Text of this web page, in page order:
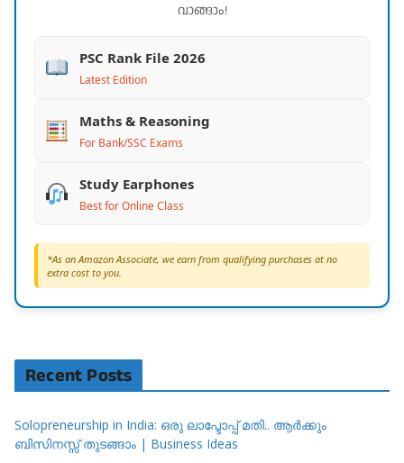
വാങ്ങാം!
PSC Rank File 2026
Latest Edition
Maths & Reasoning
For Bank/SSC Exams
Study Earphones
Best for Online Class
*As an Amazon Associate, we earn from qualifying purchases at no
extra cost to you.
Recent Posts
Solopreneurship in India: ഒരു ലാപ്ടോപ്പ് മതി.. ആർക്കും
ബിസിനസ്സ് തുടങ്ങാം | Business Ideas